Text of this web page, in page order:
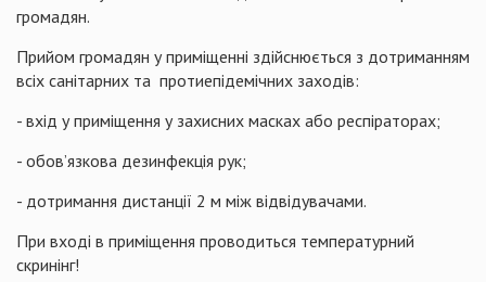
громадян.
Прийом громадян у приміщенні здійснюється з дотриманням
всіх санітарних та протиепідемічних заходів:
- вхід у приміщення у захисних масках або респіраторах;
- обов’язкова дезинфекція рук;
- дотримання дистанції 2 м між відвідувачами.
При вході в приміщення проводиться температурний
скринінг!